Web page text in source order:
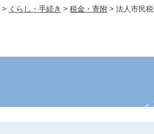
> くらし・手続き > 税金・寄附 > 法人市民税